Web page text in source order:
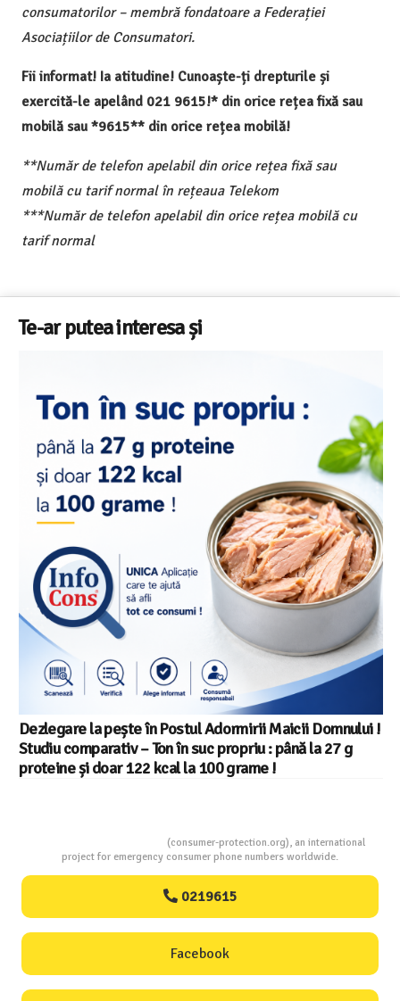
consumatorilor – membră fondatoare a Federației
Asociațiilor de Consumatori.
Fii informat! Ia atitudine! Cunoaște-ți drepturile și
exercită-le apelând 021 9615!* din orice rețea fixă sau
mobilă sau *9615** din orice rețea mobilă!
**Număr de telefon apelabil din orice rețea fixă sau
mobilă cu tarif normal în rețeaua Telekom
***Număr de telefon apelabil din orice rețea mobilă cu
tarif normal
Te-ar putea interesa și
Salariul minim in Europa in 2026 – Romania pe locul 20
din 22 in UE
(consumer-protection.org), an international
project for emergency consumer phone numbers worldwide.
0219615
Facebook